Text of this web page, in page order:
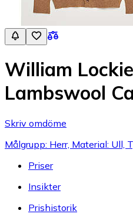
William
Lambswool
Skriv omdöme
Målgrupp: Herr, Material: Ull,
Priser
Insikter
Prishistorik